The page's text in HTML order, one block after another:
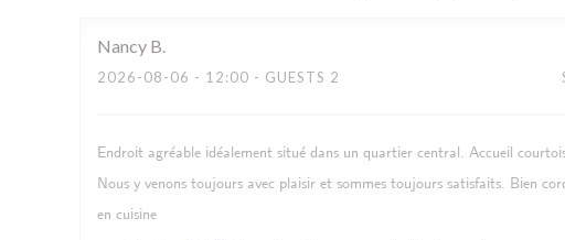
Nancy B
2026-08-06 - 12:00 - GUESTS 2
Endroit agréable idéalement situé dans un quartier central. Accueil
Nous y venons toujours avec plaisir et sommes toujours satisfaits. Bien
en cuisine